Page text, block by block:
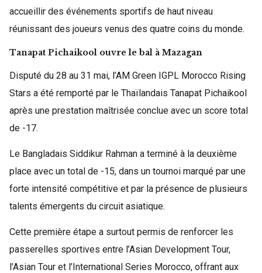
accueillir des événements sportifs de haut niveau
réunissant des joueurs venus des quatre coins du monde.
Tanapat Pichaikool ouvre le bal à Mazagan
Disputé du 28 au 31 mai, l’AM Green IGPL Morocco Rising
Stars a été remporté par le Thaïlandais Tanapat Pichaikool
après une prestation maîtrisée conclue avec un score total
de -17.
Le Bangladais Siddikur Rahman a terminé à la deuxième
place avec un total de -15, dans un tournoi marqué par une
forte intensité compétitive et par la présence de plusieurs
talents émergents du circuit asiatique.
Cette première étape a surtout permis de renforcer les
passerelles sportives entre l’Asian Development Tour,
l’Asian Tour et l’International Series Morocco, offrant aux